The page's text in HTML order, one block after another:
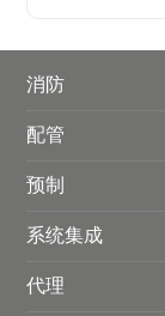
消防
配管
预制
系统集成
代理